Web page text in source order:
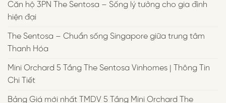
Căn hộ 3PN The Sentosa – Sống lý tưởng cho gia đình
hiện đại
The Sentosa – Chuẩn sống Singapore giữa trung tâm
Thanh Hóa
Mini Orchard 5 Tầng The Sentosa Vinhomes | Thông Tin
Chi Tiết
Bảng Giá mới nhất TMDV 5 Tầng Mini Orchard The